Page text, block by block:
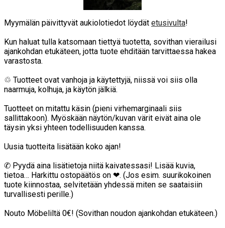
Myymälän päivittyvät aukiolotiedot löydät etusivulta!
Kun haluat tulla katsomaan tiettyä tuotetta, sovithan vierailusi
ajankohdan etukäteen, jotta tuote ehditään tarvittaessa hakea
varastosta.
♲ Tuotteet ovat vanhoja ja käytettyjä, niissä voi siis olla
naarmuja, kolhuja, ja käytön jälkiä.
Tuotteet on mitattu käsin (pieni virhemarginaali siis
sallittakoon). Myöskään näytön/kuvan värit eivät aina ole
täysin yksi yhteen todellisuuden kanssa.
Uusia tuotteita lisätään koko ajan!
✆ Pyydä aina lisätietoja niitä kaivatessasi! Lisää kuvia,
tietoa… Harkittu ostopäätös on ❤. (Jos esim. suurikokoinen
tuote kiinnostaa, selvitetään yhdessä miten se saataisiin
turvallisesti perille.)
Nouto Möbeliltä 0€! (Sovithan noudon ajankohdan etukäteen.)